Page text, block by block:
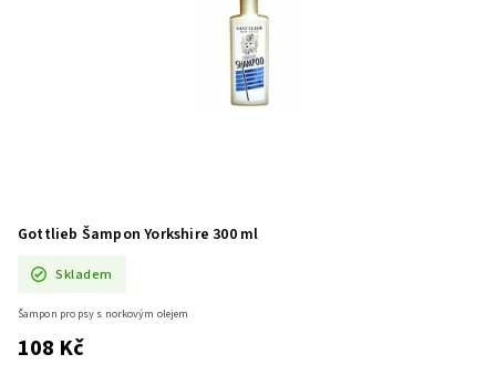
Gottlieb Šampon Yorkshire 300 ml
Skladem
108 Kč
Šampon pro psy s norkovým olejem